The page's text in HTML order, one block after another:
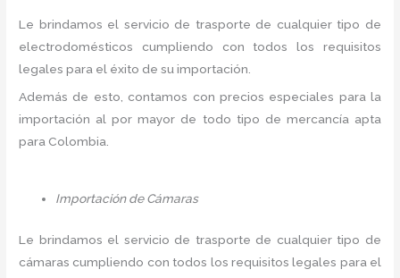
Le brindamos el servicio de trasporte de cualquier tipo de
electrodomésticos cumpliendo con todos los requisitos
legales para el éxito de su importación.
Además de esto, contamos con precios especiales para la
importación al por mayor de todo tipo de mercancía apta
para Colombia.
Importación de Cámaras
Le brindamos el servicio de trasporte de cualquier tipo de
cámaras cumpliendo con todos los requisitos legales para el